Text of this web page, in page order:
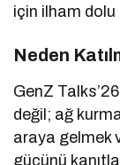
için ilham dolu
Neden
GenZ
değil; ağ
araya gelmek
gücünü